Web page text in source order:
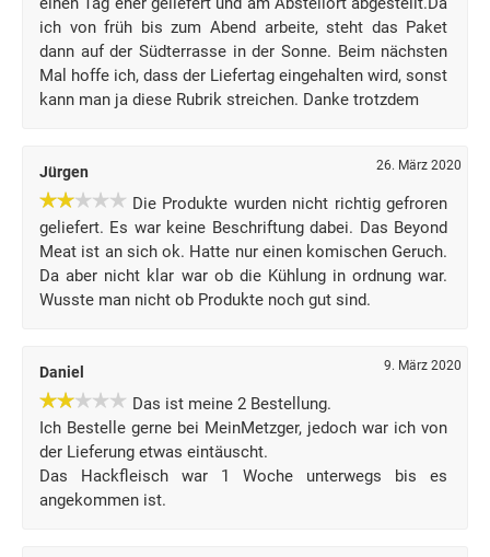
ich von früh bis zum Abend arbeite, steht das Paket
dann auf der Südterrasse in der Sonne. Beim nächsten
Mal hoffe ich, dass der Liefertag eingehalten wird, sonst
kann man ja diese Rubrik streichen. Danke trotzdem
Jürgen 26. März 2020
Die Produkte wurden nicht richtig gefroren
geliefert. Es war keine Beschriftung dabei. Das Beyond
Meat ist an sich ok. Hatte nur einen komischen Geruch.
Da aber nicht klar war ob die Kühlung in ordnung war.
Wusste man nicht ob Produkte noch gut sind.
Daniel 9. März 2020
Das ist meine 2 Bestellung.
Ich Bestelle gerne bei MeinMetzger, jedoch war ich von
der Lieferung etwas eintäuscht.
Das Hackfleisch war 1 Woche unterwegs bis es
angekommen ist.